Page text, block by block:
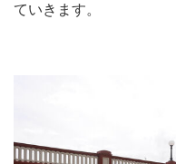
ていきます。